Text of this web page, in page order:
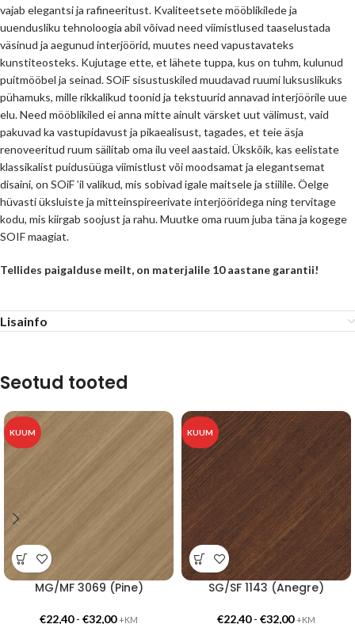
vajab elegantsi ja rafineeritust. Kvaliteetsete mööblikilede ja
uuendusliku tehnoloogia abil võivad need viimistlused taaselustada
väsinud ja aegunud interjöörid, muutes need vapustavateks
kunstiteosteks. Kujutage ette, et lähete tuppa, kus on tuhm, kulunud
puitmööbel ja seinad. SOiF sisustuskiled muudavad ruumi luksuslikuks
pühamuks, mille rikkalikud toonid ja tekstuurid annavad interjöörile uue
elu. Need mööblikiled ei anna mitte ainult värsket uut välimust, vaid
pakuvad ka vastupidavust ja pikaealisust, tagades, et teie äsja
renoveeritud ruum säilitab oma ilu veel aastaid. Ükskõik, kas eelistate
klassikalist puidusüüga viimistlust või moodsamat ja elegantsemat
disaini, on SOiF ’il valikud, mis sobivad igale maitsele ja stiilile. Öelge
hüvasti üksluiste ja mitteinspireerivate interjööridega ning tervitage
kodu, mis kiirgab soojust ja rahu. Muutke oma ruum juba täna ja kogege
SOIF maagiat.
Tellides paigalduse meilt, on materjalile 10 aastane garantii!
Lisainfo
Seotud tooted
KUUM
MG/MF 3069 (Pine)
€22,40- €32,00 +KM
KUUM
SG/SF 1143 (Anegre)
€22,40- €32,00 +KM